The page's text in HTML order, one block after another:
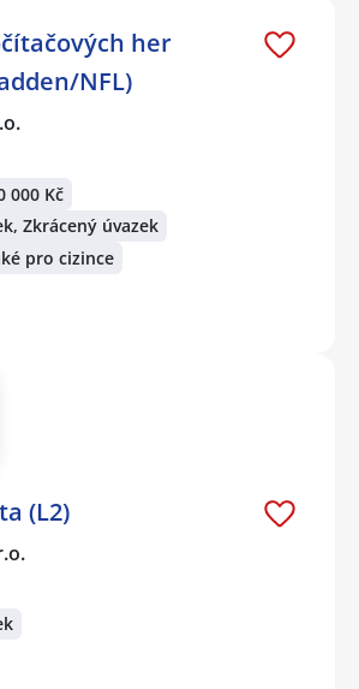
her
NFL)
000 Kč
Zkrácený úvazek
pro cizince
(L2)